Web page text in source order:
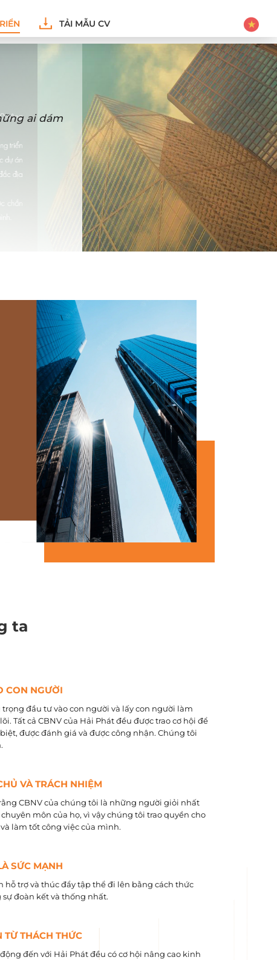
TẢI MẪU CV
ai dám
ta
CON NGƯỜI
đầu tư vào con người và lấy con người làm
Tất cả CBNV của Hải Phát đều được trao cơ hội để
được đánh giá và được công nhận. Chúng tôi
VÀ TRÁCH NHIỆM
CBNV của chúng tôi là những người giỏi nhất
môn của họ, vì vậy chúng tôi trao quyền cho
làm tốt công việc của mình.
SỨC MẠNH
hỗ trợ và thúc đẩy tập thể đi lên bằng cách thức
sự đoàn kết và thống nhất.
TỪ THÁCH THỨC
đến với Hải Phát đều có cơ hội nâng cao kinh